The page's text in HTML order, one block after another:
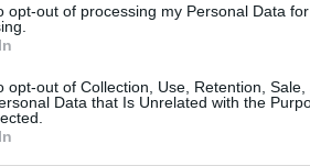
opt-out of processing my Personal Data
opt-out of Collection, Use, Retention,
Data that Is Unrelated with the
με χρέη προς το
τα στοιχεία που
πίσω με τόκους και ο